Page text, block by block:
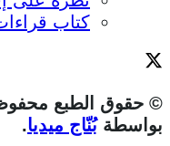
كتاب
© حقوق الطبع
بواسطةبُنّاج ميديا.